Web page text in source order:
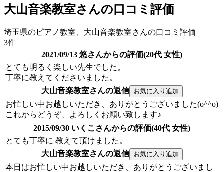
大山音楽教室さんの口コミ評価
埼玉県のピアノ教室、大山音楽教室さんの口コミ評価
3件
2021/09/13 悠さんからの評価(20代 女性)
とても明るく楽しい先生でした。
丁寧に教えてくださいました。
大山音楽教室さんの返信
お忙しい中お越しいただき、ありがとうございました(o^^o)
これからどうぞ、よろしくお願い致します♪
2015/09/30 いくこさんからの評価(40代 女性)
とても丁寧に 教えて頂けました。
大山音楽教室さんの返信
本日はお忙しい中お越しいただき、ありがとうございまし